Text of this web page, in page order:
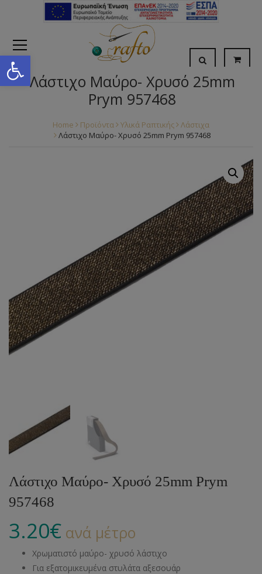
Open toolbar
Λάστιχο Μαύρο- Χρυσό 25mm
Prym 957468
Home Προϊόντα Υλικά Ραπτικής
Λάστιχα
Λάστιχο Μαύρο- Χρυσό 25mm Prym 957468
Λάστιχο Μαύρο- Χρυσό 25mm Prym
957468
3.20€ ανά μέτρο
Χρωματιστό μαύρο- χρυσό λάστιχο
Για εξατομικευμένα στυλάτα αξεσουάρ